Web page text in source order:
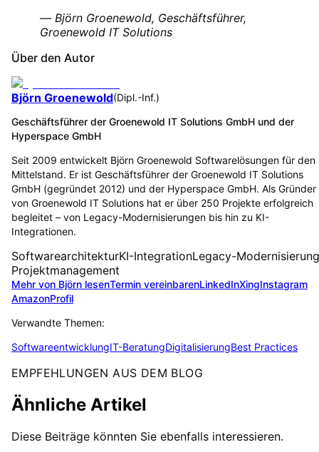
— Björn Groenewold, Geschäftsführer,
Groenewold IT Solutions
Über den Autor
Björn Groenewold(Dipl.-Inf.)
Geschäftsführer der Groenewold IT Solutions GmbH und der
Hyperspace GmbH
Seit 2009 entwickelt Björn Groenewold Softwarelösungen für den
Mittelstand. Er ist Geschäftsführer der Groenewold IT Solutions
GmbH (gegründet 2012) und der Hyperspace GmbH. Als Gründer
von Groenewold IT Solutions hat er über 250 Projekte erfolgreich
begleitet – von Legacy-Modernisierungen bis hin zu KI-
Integrationen.
SoftwarearchitekturKI-IntegrationLegacy-Modernisierung
Projektmanagement
Mehr von Björn lesenTermin vereinbarenLinkedInXingInstagram
AmazonProfil
Verwandte Themen:
SoftwareentwicklungIT-BeratungDigitalisierungBest Practices
EMPFEHLUNGEN AUS DEM BLOG
Ähnliche Artikel
Diese Beiträge könnten Sie ebenfalls interessieren.